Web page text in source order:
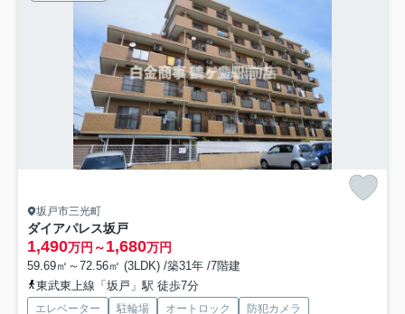
坂戸市三光町
ダイアパレス坂戸
1,490万円～1,680万円
59.69㎡～72.56㎡ (3LDK) /築31年 /7階建
東武東上線「坂戸」駅 徒歩7分
エレベーター 駐輪場 オートロック
防犯カメラ